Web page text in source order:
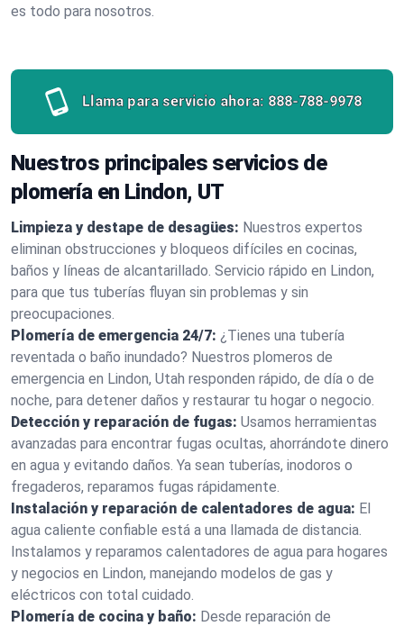
es todo para nosotros.
Llama para servicio ahora: 888-788-9978
Nuestros principales servicios de
plomería en Lindon, UT
Limpieza y destape de desagües: Nuestros expertos
eliminan obstrucciones y bloqueos difíciles en cocinas,
baños y líneas de alcantarillado. Servicio rápido en Lindon,
para que tus tuberías fluyan sin problemas y sin
preocupaciones.
Plomería de emergencia 24/7: ¿Tienes una tubería
reventada o baño inundado? Nuestros plomeros de
emergencia en Lindon, Utah responden rápido, de día o de
noche, para detener daños y restaurar tu hogar o negocio.
Detección y reparación de fugas: Usamos herramientas
avanzadas para encontrar fugas ocultas, ahorrándote dinero
en agua y evitando daños. Ya sean tuberías, inodoros o
fregaderos, reparamos fugas rápidamente.
Instalación y reparación de calentadores de agua: El
agua caliente confiable está a una llamada de distancia.
Instalamos y reparamos calentadores de agua para hogares
y negocios en Lindon, manejando modelos de gas y
eléctricos con total cuidado.
Plomería de cocina y baño: Desde reparación de